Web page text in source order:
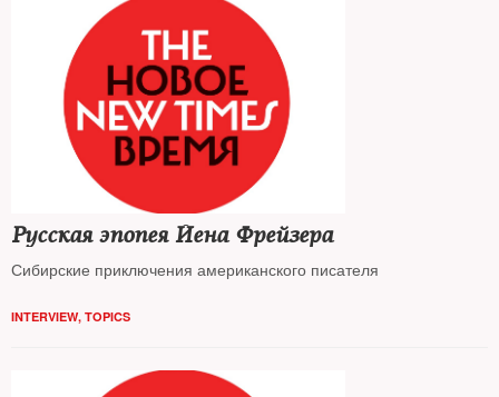
Русская эпопея Йена Фрейзера
Сибирские приключения американского писателя
INTERVIEW, TOPICS